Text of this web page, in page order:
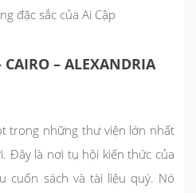
đặc sắc của Ai Cập
– ALEXANDRIA
trong những thư viện lớn nhất
Đây là nơi tụ hội kiến thức của
cuốn sách và tài liệu quý. Nó